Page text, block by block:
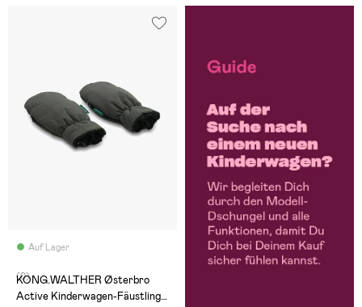
Auf Lager
(0)
KONG.WALTHER Østerbro
Active Kinderwagen-Fäustlinge,